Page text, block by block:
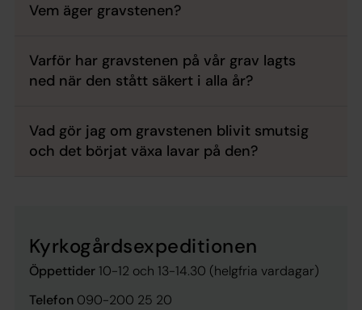
Vem äger gravstenen?
Varför har gravstenen på vår grav lagts
ned när den stått säkert i alla år?
Vad gör jag om gravstenen blivit smutsig
och det börjat växa lavar på den?
Kyrkogårdsexpeditionen
Öppettider 10-12 och 13-14.30 (helgfria vardagar)
Telefon 090-200 25 20